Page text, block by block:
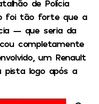
de Polícia
foi tão forte que a
— que seria da
completamente
um Renault
pista logo após a